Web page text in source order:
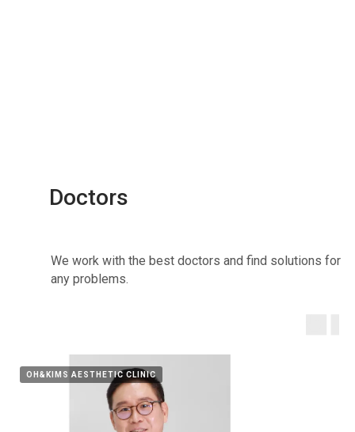
Doctors
We work with the best doctors and find solutions for
any problems.
OH&KIMS AESTHETIC CLINIC